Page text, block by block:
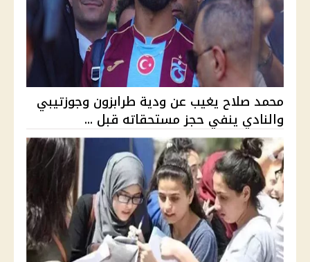
محمد صلاح يغيب عن ودية طرابزون وجوزتيبي
والنادي ينفي حجز مستحقاته قبل ...